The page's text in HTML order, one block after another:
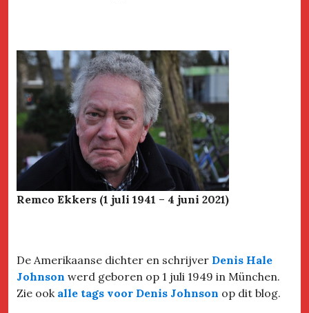
Remco Ekkers (1 juli 1941 – 4 juni 2021)
De Amerikaanse dichter en schrijver Denis Hale
Johnson werd geboren op 1 juli 1949 in München.
Zie ook alle tags voor Denis Johnson op dit blog.